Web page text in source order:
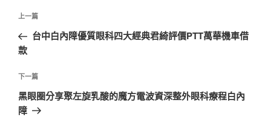
文
導
覽
上
一
篇
章
上一篇
台中白內障優質眼科四大經典君綺評價PTT萬華機車借
款
下
一
篇
下一篇
黑眼圈分享聚左旋乳酸的魔方電波資深整外眼科療程白內
障